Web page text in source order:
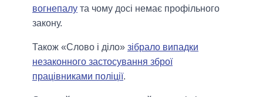
вогнепалу та чому досі немає профільного
закону.
Також «Слово і діло» зібрало випадки
незаконного застосування зброї
працівниками поліції.